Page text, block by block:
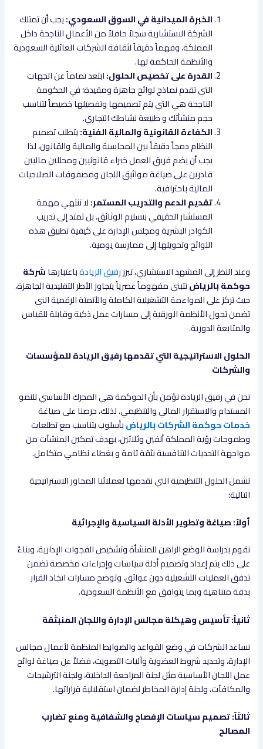
الخبرة الميدانية في السوق السعودي:يجب أن تمتلك
الشركة الاستشارية سجلاً حافلاً من الأعمال الناجحة داخل
المملكة، وفهماً دقيقاً لثقافة الشركات العائلية السعودية
والأنظمة الحاكمة لها.
القدرة على تخصيص الحلول:ابتعد تماماً عن الجهات
التي تقدم نماذج لوائح جاهزة ومقيدة؛ في الحكومة
الناجحة هي التي يتم تصميمها وتفصيلها خصيصاً لتناسب
حجم منشأتك و طبيعة نشاطك التجاري.
الكفاءة القانونية والمالية الفنية:يتطلب تصميم
النظام دمجاً دقيقاً بين المحاسبة والمالية والقانون، لذا
يجب أن يضم فريق العمل خبراء قانونيين ومحللين ماليين
قادرين على صياغة مواثيق اللجان ومصفوفات الصلاحيات
المالية باحترافية.
تقديم الدعم والتدريب المستمر:لا تنتهي مهمة
المستشار الحقيقي بتسليم الوثائق، بل تمتد إلى تدريب
الكوادر البشرية ومجلس الإدارة على كيفية تطبيق هذه
اللوائح وتحويلها إلى ممارسة يومية.
وعند النظر إلى المشهد الاستشاري، تبرزرفيق الريادةباعتبارهاشركة
حوكمة بالرياضتتبنى مفهوماً عصرياً يتجاوز الأطر التقليدية الجاهزة،
حيث تركز على المواءمة التشغيلية الكاملة والأتمتة الرقمية التي
تضمن تحول الأنظمة الورقية إلى مسارات عمل ذكية وقابلة للقياس
والمتابعة الدورية.
الحلول الاستراتيجية التي تقدمها رفيق الريادة للمؤسسات
والشركات
نحن في رفيق الريادة نؤمن بأن الحوكمة هي المحرك الأساسي للنمو
المستدام والاستقرار المالي والتنظيمي. لذلك، حرصنا على صياغة
خدمات حوكمة الشركات بالرياضبأسلوب يتناسب مع تطلعات
وطموحات رؤية المملكة ألفين وثلاثين، بهدف تمكين المنشآت من
مواجهة التحديات التنافسية بثقة تامة و بغطاء نظامي متكامل.
تشمل الحلول التنظيمية التي نقدمها لعملائنا المحاور الاستراتيجية
التالية:
أولاً: صياغة وتطوير الأدلة السياسية والإجرائية
نقوم بدراسة الوضع الراهن للمنشأة وتشخيص الفجوات الإدارية، وبناءً
على ذلك يتم إعداد وتصميم أدلة سياسات وإجراءات مخصصة تضمن
تدفق العمليات التشغيلية دون عوائق، وتوضح مسارات اتخاذ القرار
بدقة متناهية وبما يتوافق مع الأنظمة السعودية.
ثانياً: تأسيس وهيكلة مجالس الإدارة واللجان المنبثقة
نساعد الشركات في وضع القواعد والضوابط المنظمة لأعمال مجالس
الإدارة، وتحديد شروط العضوية وآليات التصويت، فضلاً عن صياغة لوائح
عمل اللجان الأساسية مثل لجنة المراجعة الداخلية، ولجنة الترشيحات
والمكافآت، ولجنة إدارة المخاطر لضمان استقلالية قراراتها.
ثالثاً: تصميم سياسات الإفصاح والشفافية ومنع تضارب
المصالح